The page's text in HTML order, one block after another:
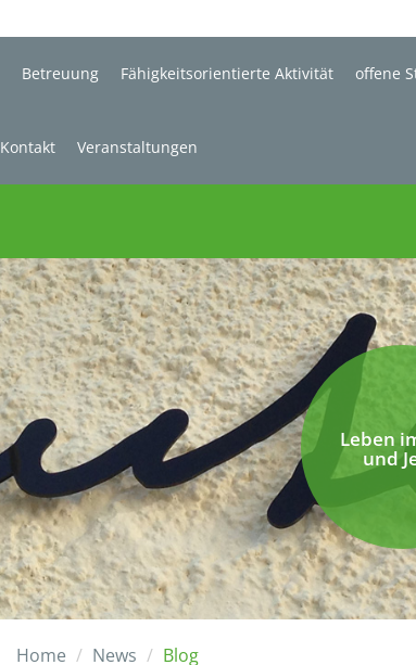
Betreuung Fähigkeitsorientierte Aktivität offene
Kontakt Veranstaltungen
Leben
und
Home News Blog